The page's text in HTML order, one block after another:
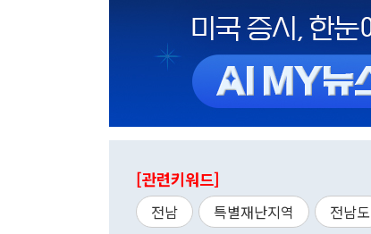
[관련키워드]
전남 특별재난지역 전남도